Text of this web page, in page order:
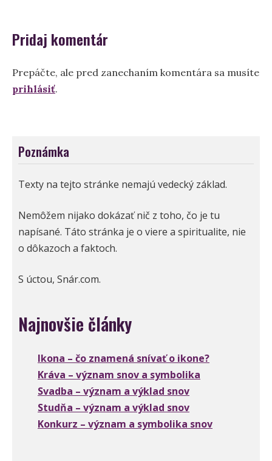
Pridaj komentár
Prepáčte, ale pred zanechaním komentára sa musíte
prihlásiť.
Poznámka
Texty na tejto stránke nemajú vedecký základ.
Nemôžem nijako dokázať nič z toho, čo je tu
napísané. Táto stránka je o viere a spiritualite, nie
o dôkazoch a faktoch.
S úctou, Snár.com.
Najnovšie články
Ikona – čo znamená snívať o ikone?
Kráva – význam snov a symbolika
Svadba – význam a výklad snov
Studňa – význam a výklad snov
Konkurz – význam a symbolika snov